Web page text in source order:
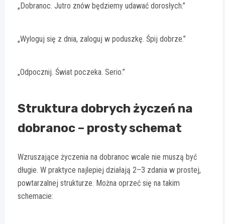
„Dobranoc. Jutro znów będziemy udawać dorosłych.”
„Wyloguj się z dnia, zaloguj w poduszkę. Śpij dobrze.”
„Odpocznij. Świat poczeka. Serio.”
Struktura dobrych życzeń na
dobranoc – prosty schemat
Wzruszające życzenia na dobranoc wcale nie muszą być
długie. W praktyce najlepiej działają 2–3 zdania w prostej,
powtarzalnej strukturze. Można oprzeć się na takim
schemacie: